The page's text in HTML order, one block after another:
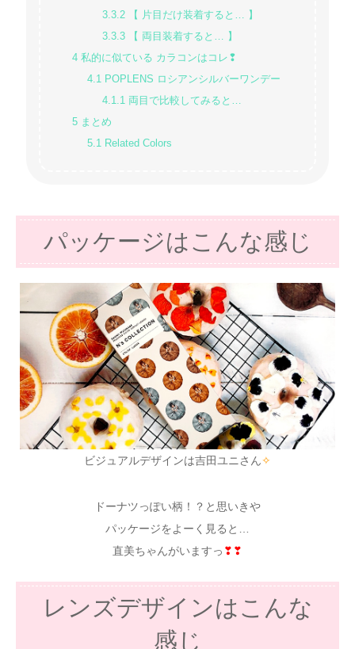
3.3.2【 片目だけ装着すると… 】
3.3.3【 両目装着すると… 】
4 私的に似ている カラコンはコレ❢
4.1
POPLENS ロシアンシルバーワンデー
4.1.1 両目で比較してみると…
5 まとめ
5.1
Related Colors
パッケージはこんな感じ
ビジュアルデザインは吉田ユニさん✧
ドーナツっぽい柄！？と思いきや
パッケージをよーく見ると…
直美ちゃんがいますっ ❣❣
レンズデザインはこんな
感じ